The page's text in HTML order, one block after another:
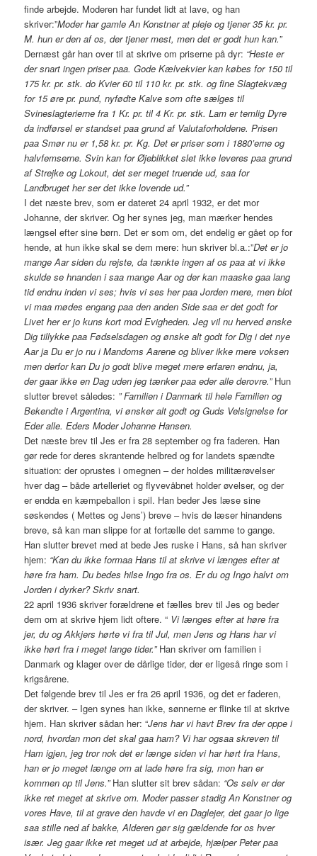
finde arbejde. Moderen har fundet lidt at lave, og han
skriver:”Moder har gamle An Konstner at pleje og tjener 35 kr. pr.
M. hun er den af os, der tjener mest, men det er godt hun kan.”
Dernæst går han over til at skrive om priserne på dyr: “Heste er
der snart ingen priser paa. Gode Kælvekvier kan købes for 150 til
175 kr. pr. stk. do Kvier 60 til 110 kr. pr. stk. og fine Slagtekvæg
for 15 øre pr. pund, nyfødte Kalve som ofte sælges til
Svineslagterierne fra 1 Kr. pr. til 4 Kr. pr. stk. Lam er temlig Dyre
da indførsel er standset paa grund af Valutaforholdene. Prisen
paa Smør nu er 1,58 kr. pr. Kg. Det er priser som i 1880’erne og
halvfemserne. Svin kan for Øjeblikket slet ikke leveres paa grund
af Strejke og Lokout, det ser meget truende ud, saa for
Landbruget her ser det ikke lovende ud.”
I det næste brev, som er dateret 24 april 1932, er det mor
Johanne, der skriver. Og her synes jeg, man mærker hendes
længsel efter sine børn. Det er som om, det endelig er gået op for
hende, at hun ikke skal se dem mere: hun skriver bl.a.:”Det er jo
mange Aar siden du rejste, da tænkte ingen af os paa at vi ikke
skulde se hnanden i saa mange Aar og der kan maaske gaa lang
tid endnu inden vi ses; hvis vi ses her paa Jorden mere, men blot
vi maa mødes engang paa den anden Side saa er det godt for
Livet her er jo kuns kort mod Evigheden. Jeg vil nu herved ønske
Dig tillykke paa Fødselsdagen og ønske alt godt for Dig i det nye
Aar ja Du er jo nu i Mandoms Aarene og bliver ikke mere voksen
men derfor kan Du jo godt blive meget mere erfaren endnu, ja,
der gaar ikke en Dag uden jeg tænker paa eder alle derovre.” Hun
slutter brevet således: ” Familien i Danmark til hele Familien og
Bekendte i Argentina, vi ønsker alt godt og Guds Velsignelse for
Eder alle. Eders Moder Johanne Hansen.
Det næste brev til Jes er fra 28 september og fra faderen. Han
gør rede for deres skrantende helbred og for landets spændte
situation: der oprustes i omegnen – der holdes militærøvelser
hver dag – både artelleriet og flyvevåbnet holder øvelser, og der
er endda en kæmpeballon i spil. Han beder Jes læse sine
søskendes ( Mettes og Jens’) breve – hvis de læser hinandens
breve, så kan man slippe for at fortælle det samme to gange.
Han slutter brevet med at bede Jes ruske i Hans, så han skriver
hjem: “Kan du ikke formaa Hans til at skrive vi længes efter at
høre fra ham. Du bedes hilse Ingo fra os. Er du og Ingo halvt om
Jorden i dyrker? Skriv snart.
22 april 1936 skriver forældrene et fælles brev til Jes og beder
dem om at skrive hjem lidt oftere. “ Vi længes efter at høre fra
jer, du og Akkjers hørte vi fra til Jul, men Jens og Hans har vi
ikke hørt fra i meget lange tider.” Han skriver om familien i
Danmark og klager over de dårlige tider, der er ligeså ringe som i
krigsårene.
Det følgende brev til Jes er fra 26 april 1936, og det er faderen,
der skriver. – Igen synes han ikke, sønnerne er flinke til at skrive
hjem. Han skriver sådan her: “Jens har vi havt Brev fra der oppe i
nord, hvordan mon det skal gaa ham? Vi har ogsaa skreven til
Ham igjen, jeg tror nok det er længe siden vi har hørt fra Hans,
han er jo meget længe om at lade høre fra sig, mon han er
kommen op til Jens.” Han slutter sit brev sådan: “Os selv er der
ikke ret meget at skrive om. Moder passer stadig An Konstner og
vores Have, til at grave den havde vi en Daglejer, det gaar jo lige
saa stille ned af bakke, Alderen gør sig gældende for os hver
især. Jeg gaar ikke ret meget ud at arbejde, hjælper Peter paa